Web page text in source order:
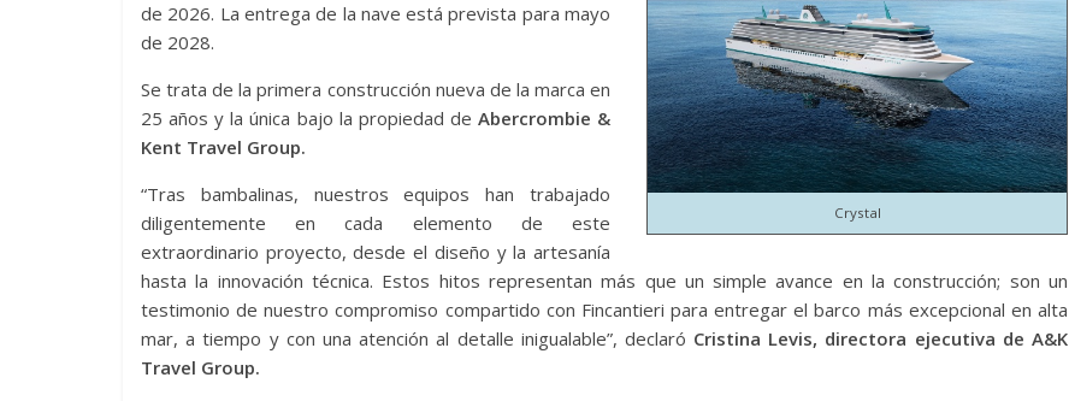
Crystal
de 2026. La entrega de la nave está prevista para mayo
de 2028.
Se trata de la primera construcción nueva de la marca en
25 años y la única bajo la propiedad de Abercrombie &
Kent Travel Group.
“Tras bambalinas, nuestros equipos han trabajado
diligentemente en cada elemento de este
extraordinario proyecto, desde el diseño y la artesanía
hasta la innovación técnica. Estos hitos representan más que un simple avance en la construcción; son un
testimonio de nuestro compromiso compartido con Fincantieri para entregar el barco más excepcional en alta
mar, a tiempo y con una atención al detalle inigualable”, declaró Cristina Levis, directora ejecutiva de A&K
Travel Group.